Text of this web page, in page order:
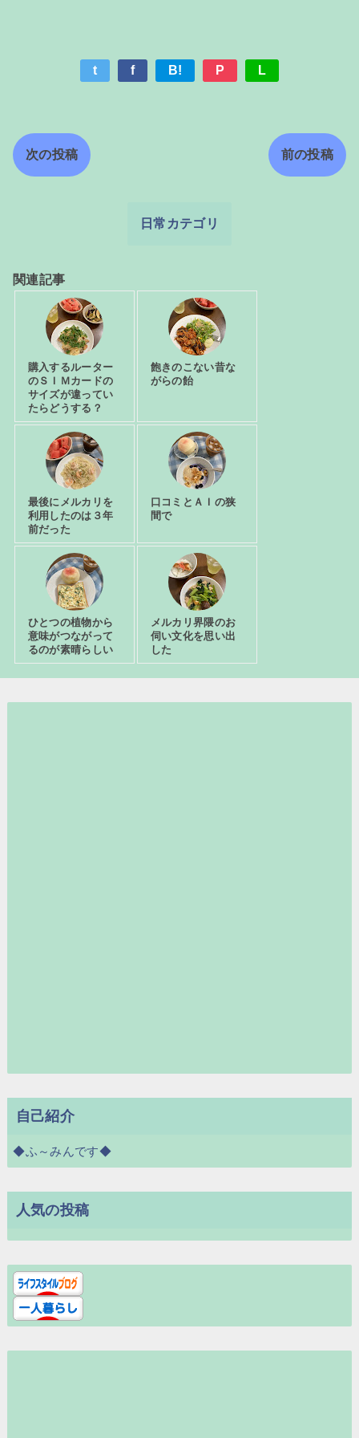
t f B! P L
次の投稿 前の投稿
日常カテゴリ
関連記事
購入するルーター
のＳＩＭカードの
サイズが違ってい
たらどうする？
飽きのこない昔な
がらの飴
最後にメルカリを
利用したのは３年
前だった
口コミとＡＩの狭
間で
ひとつの植物から
意味がつながって
るのが素晴らしい
メルカリ界隈のお
伺い文化を思い出
した
自己紹介
◆ふ～みんです◆
人気の投稿